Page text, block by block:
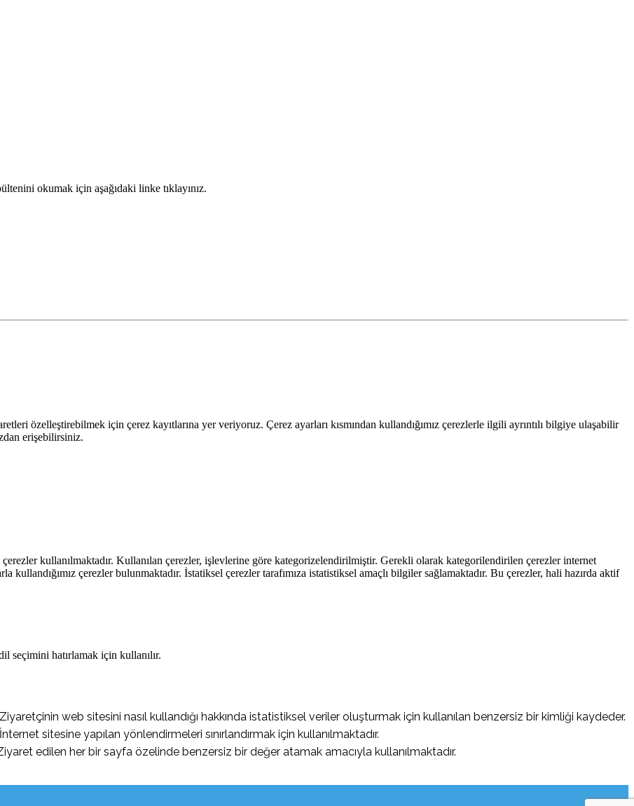
okumak için aşağıdaki linke tıklayınız.
özelleştirebilmek için çerez kayıtlarına yer veriyoruz. Çerez ayarları kısmından kullandığımız çerezlerle ilgili ayrıntılı bilgiye ulaşabilir
erişebilirsiniz.
kullanılmaktadır. Kullanılan çerezler, işlevlerine göre kategorizelendirilmiştir. Gerekli olarak kategorilendirilen çerezler internet
kullandığımız çerezler bulunmaktadır. İstatiksel çerezler tarafımıza istatistiksel amaçlı bilgiler sağlamaktadır. Bu çerezler, hali hazırda aktif
seçimini hatırlamak için kullanılır.
web sitesini nasıl kullandığı hakkında istatistiksel veriler oluşturmak için kullanılan benzersiz bir kimliği kaydeder.
sitesine yapılan yönlendirmeleri sınırlandırmak için kullanılmaktadır.
edilen her bir sayfa özelinde benzersiz bir değer atamak amacıyla kullanılmaktadır.